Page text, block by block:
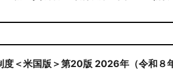
度＜米国版＞第20版 2026年（令和８